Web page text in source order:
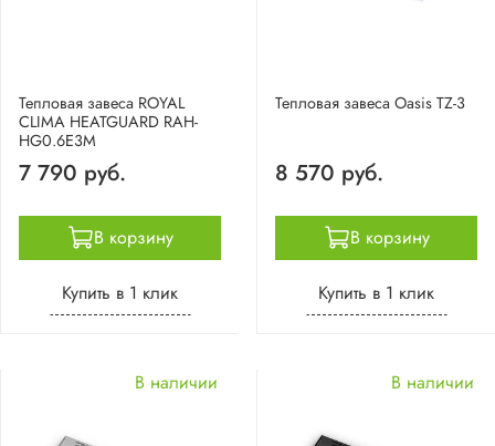
Тепловая завеса ROYAL
CLIMA HEATGUARD RAH-
HG0.6E3M
7 790 руб.
В корзину
Купить в 1 клик
Тепловая завеса Oasis TZ-3
8 570 руб.
В корзину
Купить в 1 клик
В наличии В наличии